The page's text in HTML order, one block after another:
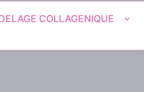
COLLAGENIQUE